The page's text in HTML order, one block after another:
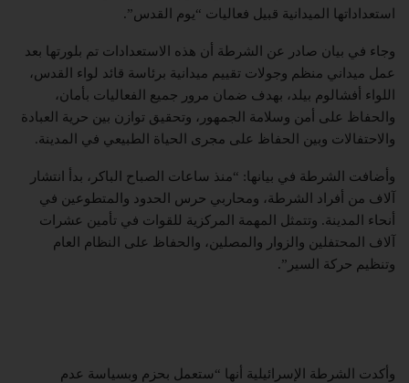
استعداداتها الميدانية قبيل فعاليات “يوم القدس”.
وجاء في بيان صادر عن الشرطة أن هذه الاستعدادات تم بلورتها بعد
عمل ميداني منظم وجولات تقييم ميدانية برئاسة قائد لواء القدس،
اللواء
أفشالوم بيلد ، بهدف ضمان مرور جميع الفعاليات بأمان،
والحفاظ على أمن وسلامة الجمهور، وتحقيق توازن بين حرية العبادة
والاحتفالات وبين الحفاظ على مجرى الحياة الطبيعي في المدينة.
وأضافت الشرطة في بيانها: “منذ ساعات الصباح الباكر، بدأ انتشار
آلاف من أفراد الشرطة، ومحاربي حرس الحدود والمتطوعين في
أنحاء المدينة. وتتمثل المهمة المركزية للقوات في تأمين عشرات
آلاف المحتفلين والزوار والمصلين، والحفاظ على النظام العام
وتنظيم حركة السير”.
وأكدت الشرطة الإسرائيلية أنها “ستعمل بحزم وبسياسة عدم